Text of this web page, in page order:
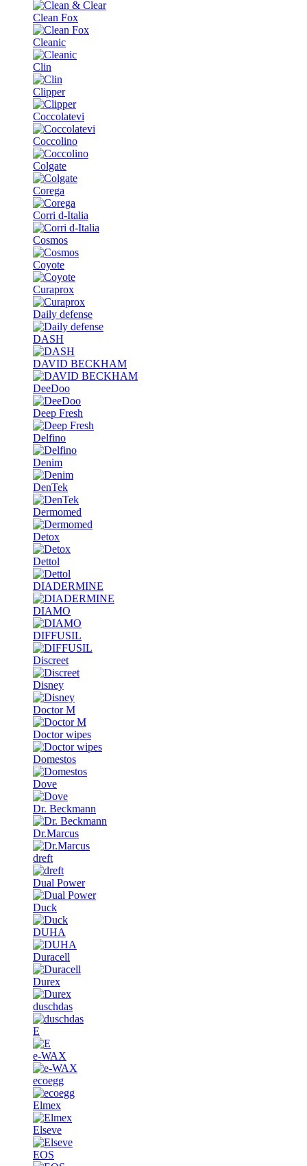
Clean Fox
Cleanic
Clin
Clipper
Coccolatevi
Coccolino
Colgate
Corega
Corri d-Italia
Cosmos
Coyote
Curaprox
Daily defense
DASH
DAVID BECKHAM
DeeDoo
Deep Fresh
Delfino
Denim
DenTek
Dermomed
Detox
Dettol
DIADERMINE
DIAMO
DIFFUSIL
Discreet
Disney
Doctor M
Doctor wipes
Domestos
Dove
Dr. Beckmann
Dr.Marcus
dreft
Dual Power
Duck
DUHA
Duracell
Durex
duschdas
E
e-WAX
ecoegg
Elmex
Elseve
EOS